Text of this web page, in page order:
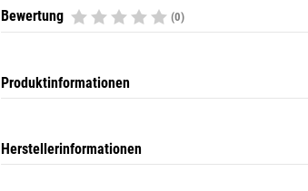
Bewertung (0)
Produktinformationen
Herstellerinformationen